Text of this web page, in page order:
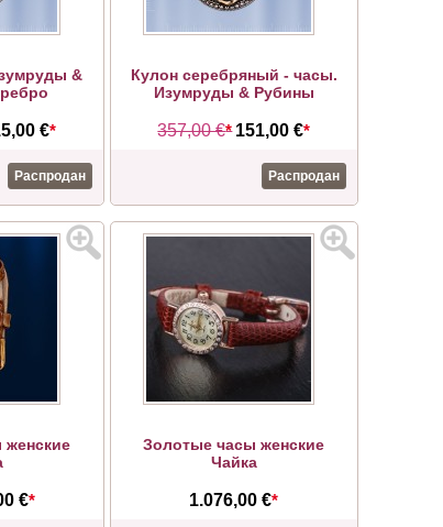
&
€*
Распродан
Кулон серебряный - часы.
Изумруды & Рубины
357,00 €* 151,00 €*
Распродан
€*
Золотые часы женские
Чайка
1.076,00 €*